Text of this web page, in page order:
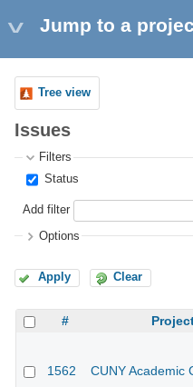
Jump to a
Tree view
Issues
Filters
Status
Add filter
Options
Apply Clear
#
1562 CUNY Academic